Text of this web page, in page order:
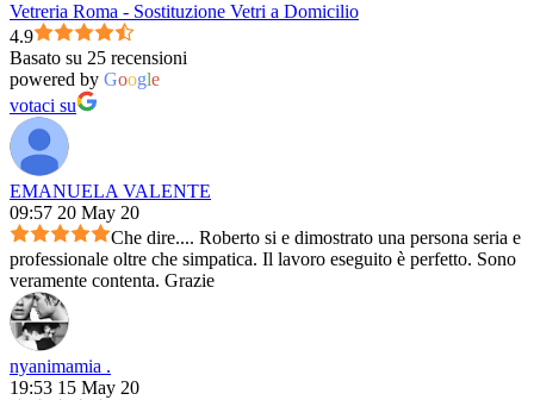
Vetreria Roma - Sostituzione Vetri a Domicilio
4.9
Basato su 25 recensioni
powered by Google
votaci su
EMANUELA VALENTE
09:57 20 May 20
Che dire.... Roberto si e dimostrato una persona seria e
professionale oltre che simpatica. Il lavoro eseguito è perfetto. Sono
veramente contenta. Grazie
nyanimamia .
19:53 15 May 20